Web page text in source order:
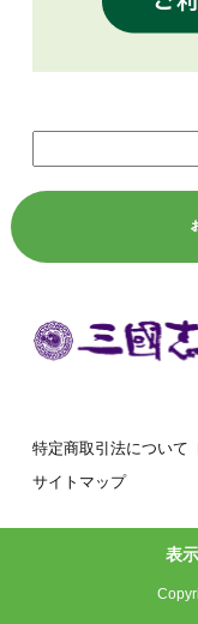
特定商取引法について
サイトマップ
表